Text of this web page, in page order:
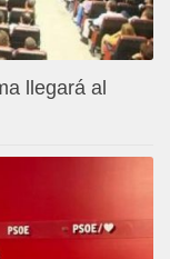
llegará al